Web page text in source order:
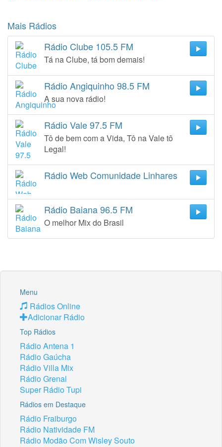
Mais Rádios
Rádio Clube 105.5 FM
Tá na Clube, tá bom demais!
Rádio Angiquinho 98.5 FM
A sua nova rádio!
Rádio Vale 97.5 FM
Tô de bem com a Vida, Tô na Vale tô
Legal!
Rádio Web Comunidade Linhares
Rádio Baiana 96.5 FM
O melhor Mix do Brasil
Menu
Rádios Online
Adicionar Rádio
Top Rádios
Rádio Antena 1
Rádio Gaúcha
Rádio Villa Mix
Rádio Grenal
Super Rádio Tupi
Rádios em Destaque
Rádio Fraiburgo
Rádio Natividade FM
Rádio Modão Com Wisley Souto